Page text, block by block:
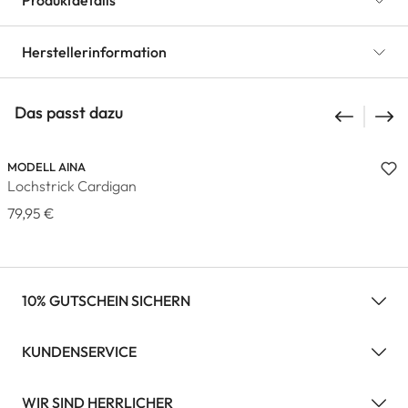
Herstellerinformation
Das passt dazu
MODELL AINA
Lochstrick Cardigan
79,95 €
10% GUTSCHEIN SICHERN
KUNDENSERVICE
WIR SIND HERRLICHER